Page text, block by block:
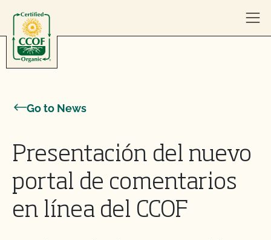
Go to News
Presentación del nuevo
portal de comentarios
en línea del CCOF